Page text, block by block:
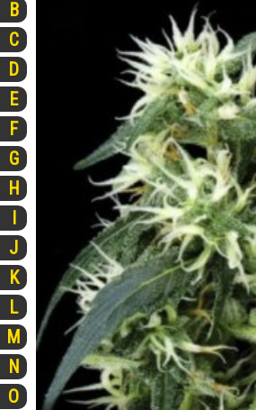
B
C
D
E
F
G
H
I
J
K
L
M
N
O